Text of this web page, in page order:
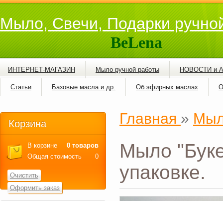
Мыло, Свечи, Подарки
BeLena
ИНТЕРНЕТ-МАГАЗИН Мыло ручной работы НОВОСТИ и
Статьи Базовые масла и др. Об эфирных маслах
Главная »
Мыло
упаковке.
Корзина
В корзине
0 товаров
Общая стоимость
0
Очистить
Оформить заказ